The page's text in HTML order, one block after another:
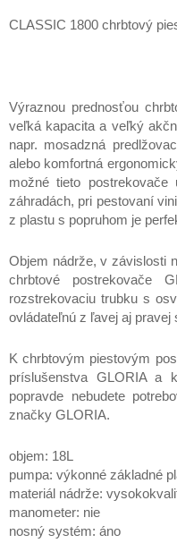
CLASSIC 1800 chrbtový
Výraznou prednosťou
veľká kapacita a veľký
napr. mosadzná
alebo komfortná
možné tieto
záhradách, pri pestovaní
z plastu s popruhom je
Objem nádrže, v závislosti
chrbtové postrekovače
rozstrekovaciu trubku s
ovládateľnú z ľavej aj
K chrbtovým piestovým
príslušenstva GLORIA a
popravde nebudete
značky GLORIA.
objem: 18L
pumpa: výkonné základné
materiál nádrže:
manometer: nie
nosný systém: áno